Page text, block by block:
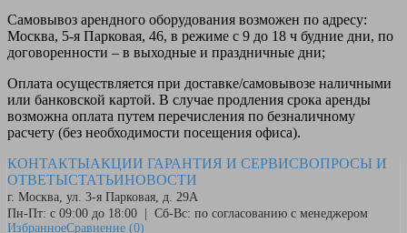
Самовывоз арендного оборудования возможен по адресу:
Москва, 5-я Парковая, 46, в режиме с 9 до 18 ч будние дни, по
договоренности – в выходные и праздничные дни;
Оплата осуществляется при доставке/самовывозе наличными
или банковской картой. В случае продления срока аренды
возможна оплата путем перечисления по безналичному
расчету (без необходимости посещения офиса).
КОНТАКТЫАКЦИИ ГАРАНТИЯ И СЕРВИСВОПРОСЫ И
ОТВЕТЫСТАТЬИНОВОСТИ
г. Москва, ул. 3-я Парковая, д. 29А
Пн-Пт: с 09:00 до 18:00 | Сб-Вс: по согласованию с менеджером
ИзбранноеСравнение (0)